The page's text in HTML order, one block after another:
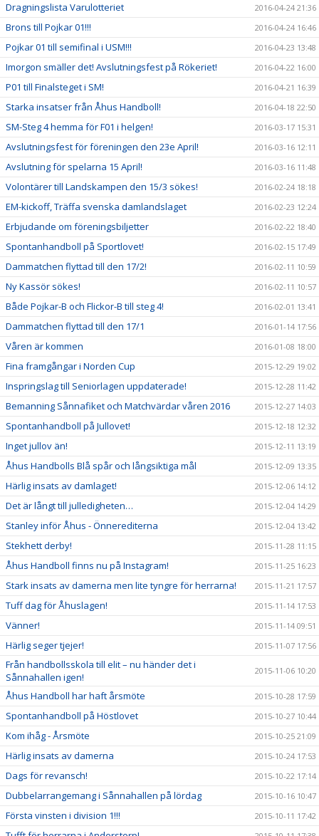
Dragningslista Varulotteriet 2016-04-24 21:36
Brons till Pojkar 01!!! 2016-04-24 16:46
Pojkar 01 till semifinal i USM!!! 2016-04-23 13:48
Imorgon smäller det! Avslutningsfest på Rökeriet! 2016-04-22 16:00
P01 till Finalsteget i SM! 2016-04-21 16:39
Starka insatser från Åhus Handboll! 2016-04-18 22:50
SM-Steg 4 hemma för F01 i helgen! 2016-03-17 15:31
Avslutningsfest för föreningen den 23e April! 2016-03-16 12:11
Avslutning för spelarna 15 April! 2016-03-16 11:48
Volontärer till Landskampen den 15/3 sökes! 2016-02-24 18:18
EM-kickoff, Träffa svenska damlandslaget 2016-02-23 12:24
Erbjudande om föreningsbiljetter 2016-02-22 18:40
Spontanhandboll på Sportlovet! 2016-02-15 17:49
Dammatchen flyttad till den 17/2! 2016-02-11 10:59
Ny Kassör sökes! 2016-02-11 10:57
Både Pojkar-B och Flickor-B till steg 4! 2016-02-01 13:41
Dammatchen flyttad till den 17/1 2016-01-14 17:56
Våren är kommen 2016-01-08 18:00
Fina framgångar i Norden Cup 2015-12-29 19:02
Inspringslag till Seniorlagen uppdaterade! 2015-12-28 11:42
Bemanning Sånnafiket och Matchvärdar våren 2016 2015-12-27 14:03
Spontanhandboll på Jullovet! 2015-12-18 12:32
Inget jullov än! 2015-12-11 13:19
Åhus Handbolls Blå spår och långsiktiga mål 2015-12-09 13:35
Härlig insats av damlaget! 2015-12-06 14:12
Det är långt till julledigheten… 2015-12-04 14:29
Stanley inför Åhus - Önnerediterna 2015-12-04 13:42
Stekhett derby! 2015-11-28 11:15
Åhus Handboll finns nu på Instagram! 2015-11-25 16:23
Stark insats av damerna men lite tyngre för herrarna! 2015-11-21 17:57
Tuff dag för Åhuslagen! 2015-11-14 17:53
Vänner! 2015-11-14 09:51
Härlig seger tjejer! 2015-11-07 17:56
Från handbollsskola till elit – nu händer det i
Sånnahallen igen!
2015-11-06 10:20
Åhus Handboll har haft årsmöte 2015-10-28 17:59
Spontanhandboll på Höstlovet 2015-10-27 10:44
Kom ihåg - Årsmöte 2015-10-25 21:09
Härlig insats av damerna 2015-10-24 17:53
Dags för revansch! 2015-10-22 17:14
Dubbelarrangemang i Sånnahallen på lördag 2015-10-16 10:47
Första vinsten i division 1!!! 2015-10-11 17:42